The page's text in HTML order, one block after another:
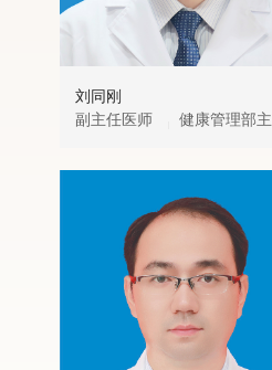
刘同刚
副主任医师
健康管理部主